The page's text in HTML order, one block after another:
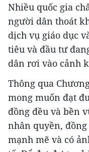
Nhiều quốc gia
người dân thoát
dịch vụ giáo dục
tiêu và đầu tư
dân rơi vào cảnh
Thông qua
mong muốn đạt
đồng đều và bền
nhân quyền,
mạnh mẽ và có